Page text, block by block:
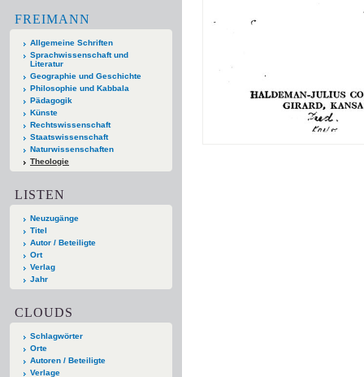
FREIMANN
Allgemeine Schriften
Sprachwissenschaft und
Literatur
Geographie und Geschichte
Philosophie und Kabbala
Pädagogik
Künste
Rechtswissenschaft
Staatswissenschaft
Naturwissenschaften
Theologie
LISTEN
Neuzugänge
Titel
Autor / Beteiligte
Ort
Verlag
Jahr
CLOUDS
Schlagwörter
Orte
Autoren / Beteiligte
Verlage